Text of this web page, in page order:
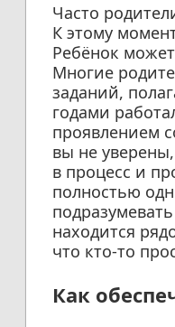
Часто
К этому
Ребёнок
Многие
заданий,
годами
проявлением
вы не
в процесс и
полностью
находится
что кто-то
Как